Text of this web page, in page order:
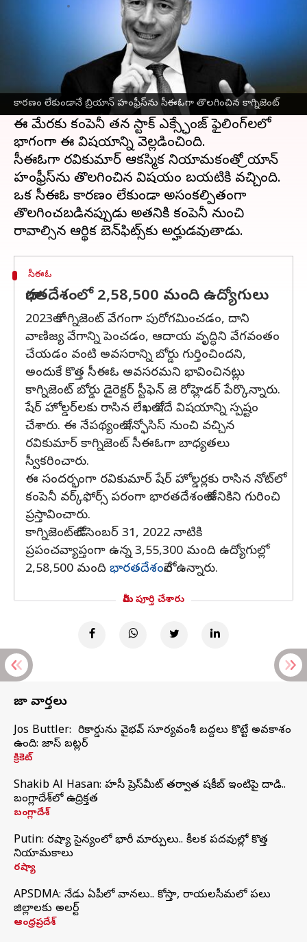
కారణం లేకుండానే బ్రియాన్ హంఫ్రీస్‌ను సీఈఓగా తొలగించిన కాగ్నిజెంట్
Apr 25, 2023 03:25 pm
బ్రియాన్ హంఫ్రీస్‌ను ఎటువంటి కారణం లేకుండానే
అసంకల్పితంగా
చీఫ్ ఎగ్జిక్యూటివ్ ఆఫీసర్పదవి
నుంచి జనవరిలో కాగ్నిజెంట్ తొలగించింది.
ఈ మేరకు కంపెనీ తన స్టాక్ ఎక్స్ఛేంజ్ ఫైలింగ్‌లలో
భాగంగా ఈ విషయాన్ని వెల్లడించింది.
సీఈఓగా రవికుమార్ ఆకస్మిక నియామకంతో బ్రియాన్
హంఫ్రీస్‌ను తొలగించిన విషయం బయటికి వచ్చింది.
ఒక సీఈఓ కారణం లేకుండా అసంకల్పితంగా
తొలగించబడినప్పుడు అతనికి కంపెనీ నుంచి
సీఈఓ
భారతదేశంలో 2,58,500 మంది ఉద్యోగులు
2023లో కాగ్నిజెంట్ వేగంగా పురోగమించడం, దాని
వాణిజ్య వేగాన్ని పెంచడం, ఆదాయ వృద్ధిని వేగవంతం
చేయడం వంటి అవసరాన్ని బోర్డు గుర్తించిందని,
అందుకే కొత్త సీఈఓ అవసరమని భావించినట్లు
కాగ్నిజెంట్ బోర్డు డైరెక్టర్ స్టీఫెన్ జె రోహ్లెడర్‌ పేర్కొన్నారు.
షేర్‌ హోల్డర్‌లకు రాసిన లేఖలో ఇదే విషయాన్ని స్పష్టం
చేశారు. ఈ నేపథ్యంలో ఇన్ఫోసిస్ నుంచి వచ్చిన
రవికుమార్ కాగ్నిజెంట్ సీఈఓగా బాధ్యతలు
స్వీకరించారు.
ఈ సందర్భంగా రవికుమార్ షేర్ హోల్డర్లకు రాసిన నోట్‌లో
కంపెనీ వర్క్‌ఫోర్స్ పరంగా భారతదేశంలో ఉనికిని గురించి
ప్రస్తావించారు.
కాగ్నిజెంట్‌లో డిసెంబర్ 31, 2022 నాటికి
ప్రపంచవ్యాప్తంగా ఉన్న 3,55,300 మంది ఉద్యోగుల్లో
2,58,500 మంది భారతదేశంలోనే ఉన్నారు.
మీరు పూర్తి చేశారు
తాజా వార్తలు
Jos Buttler: నా రికార్డును వైభవ్ సూర్యవంశీ బద్దలు కొట్టే అవకాశం
ఉంది: జాస్ బట్లర్
క్రికెట్
Shakib Al Hasan: హసీనా ప్రెస్‌మీట్‌ తర్వాత షకీబ్‌ ఇంటిపై దాడి..
బంగ్లాదేశ్‌లో ఉద్రిక్తత
బంగ్లాదేశ్
Putin: రష్యా సైన్యంలో భారీ మార్పులు.. కీలక పదవుల్లో కొత్త
నియామకాలు
రష్యా
APSDMA: నేడు ఏపీలో వానలు.. కోస్తా, రాయలసీమలో పలు
జిల్లాలకు అలర్ట్
ఆంధ్రప్రదేశ్